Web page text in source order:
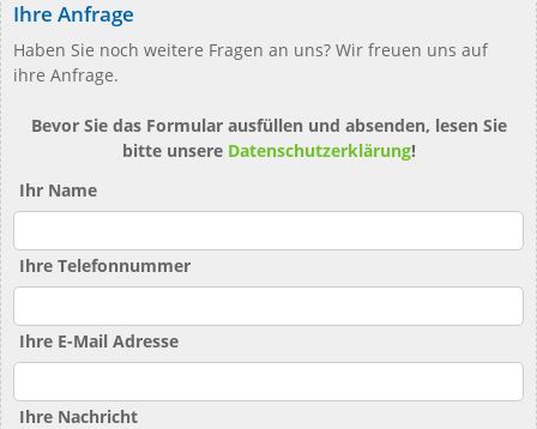
Ihre Anfrage
Haben Sie noch weitere Fragen an uns? Wir freuen uns auf
ihre Anfrage.
Bevor Sie das Formular ausfüllen und absenden, lesen Sie
bitte unsere Datenschutzerklärung!
Ihr Name
Ihre Telefonnummer
Ihre E-Mail Adresse
Ihre Nachricht